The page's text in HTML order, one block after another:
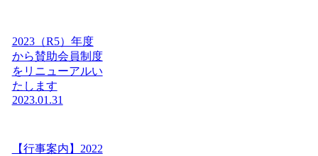
2023（R5）年度
から賛助会員制度
をリニューアルい
たします
2023.01.31
【行事案内】2022